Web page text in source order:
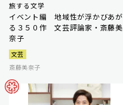
旅する文学
イベント編 地域性が浮かびあが
る３５０作 文芸評論家・斎藤美
奈子
文芸
斎藤美奈子